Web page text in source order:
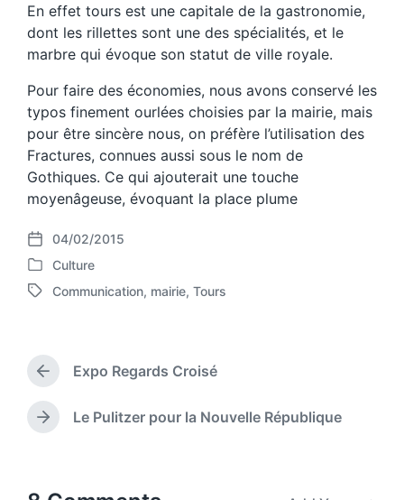
En effet tours est une capitale de la gastronomie,
dont les rillettes sont une des spécialités, et le
marbre qui évoque son statut de ville royale.
Pour faire des économies, nous avons conservé les
typos finement ourlées choisies par la mairie, mais
pour être sincère nous, on préfère l’utilisation des
Fractures, connues aussi sous le nom de
Gothiques. Ce qui ajouterait une touche
moyenâgeuse, évoquant la place plume
P
o
s
t
e
04/02/2015
P
o
d
n
Culture
T
g
e
w
Communication, mairie, Tours
P
r
e
v
Expo Regards Croisé
N
Le Pulitzer pour la Nouvelle République